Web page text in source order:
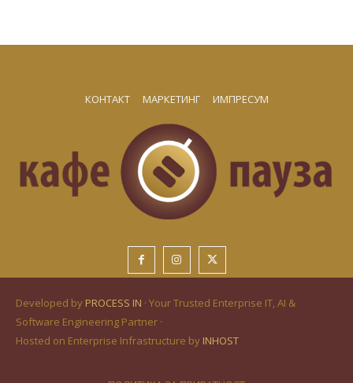
КОНТАКТ МАРКЕТИНГ ИМПРЕСУМ
Developed by PROCESS IN · Your Trusted Enterprise IT, AI &
Software Engineering Partner ·
Hosted on Enterprise Infrastructure by INHOST